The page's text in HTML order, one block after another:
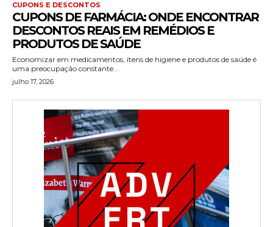
CUPONS E DESCONTOS
CUPONS DE FARMÁCIA: ONDE ENCONTRAR
DESCONTOS REAIS EM REMÉDIOS E
PRODUTOS DE SAÚDE
Economizar em medicamentos, itens de higiene e produtos de saúde é
uma preocupação constante...
julho 17, 2026